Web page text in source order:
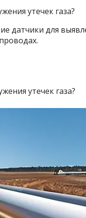
утечек газа?
датчики для
утечек газа?